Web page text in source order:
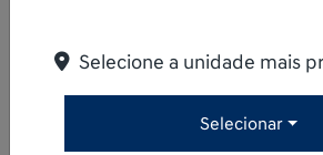
Selecione a unidade mais
Selecionar